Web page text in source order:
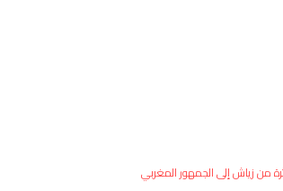
من زياش إلى الجمهور المغربي